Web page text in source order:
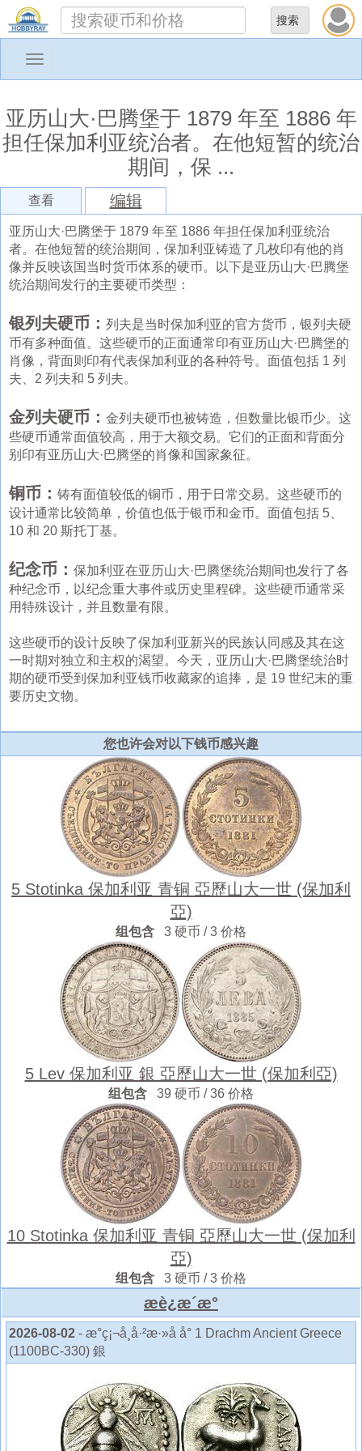
Toggle
亚历山大·巴腾堡于 1879 年至 1886 年
担任保加利亚统治者。在他短暂的统治
期间，保 ...
查看 编辑
亚历山大·巴腾堡于 1879 年至 1886 年担任保加利亚统治
者。在他短暂的统治期间，保加利亚铸造了几枚印有他的肖
像并反映该国当时货币体系的硬币。以下是亚历山大·巴腾堡
统治期间发行的主要硬币类型：
银列夫硬币： 列夫是当时保加利亚的官方货币，银列夫硬
币有多种面值。这些硬币的正面通常印有亚历山大·巴腾堡的
肖像，背面则印有代表保加利亚的各种符号。面值包括 1 列
夫、2 列夫和 5 列夫。
金列夫硬币： 金列夫硬币也被铸造，但数量比银币少。这
些硬币通常面值较高，用于大额交易。它们的正面和背面分
别印有亚历山大·巴腾堡的肖像和国家象征。
铜币： 铸有面值较低的铜币，用于日常交易。这些硬币的
设计通常比较简单，价值也低于银币和金币。面值包括 5、
10 和 20 斯托丁基。
纪念币： 保加利亚在亚历山大·巴腾堡统治期间也发行了各
种纪念币，以纪念重大事件或历史里程碑。这些硬币通常采
用特殊设计，并且数量有限。
这些硬币的设计反映了保加利亚新兴的民族认同感及其在这
一时期对独立和主权的渴望。今天，亚历山大·巴腾堡统治时
期的硬币受到保加利亚钱币收藏家的追捧，是 19 世纪末的重
要历史文物。
您也许会对以下钱币感兴趣
5 Stotinka 保加利亚 青铜 亞歷山大一世 (保加利
亞)
组包含 3 硬币 / 3 价格
5 Lev 保加利亚 銀 亞歷山大一世 (保加利亞)
组包含 39 硬币 / 36 价格
10 Stotinka 保加利亚 青铜 亞歷山大一世 (保加利
亞)
组包含 3 硬币 / 3 价格
æè¿æ´æ°
2026-08-02 - æ°ç¡¬å¸å·²æ·»å å° 1 Drachm Ancient Greece
(1100BC-330) 銀